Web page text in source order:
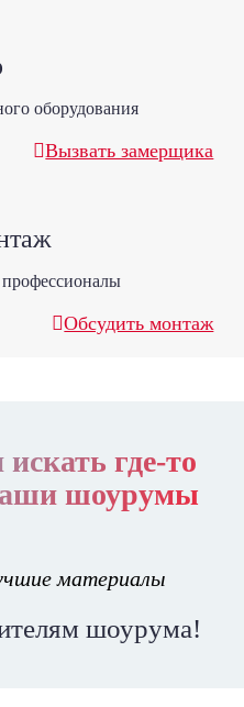
оборудования
Вызвать замерщика
Обсудить монтаж
где-то
шоурумы
материалы
шоурума!